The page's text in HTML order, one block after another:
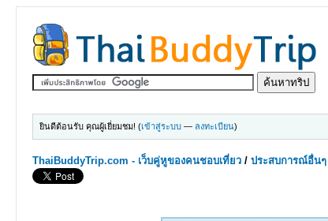
ยินดีต้อนรับ คุณผู้เยี่ยมชม! (เข้าสู่ระบบ — ลงทะเบียน)
ThaiBuddyTrip.com - เว็บคู่หูของคนชอบเที่ยว /ประสบการณ์อื่นๆ